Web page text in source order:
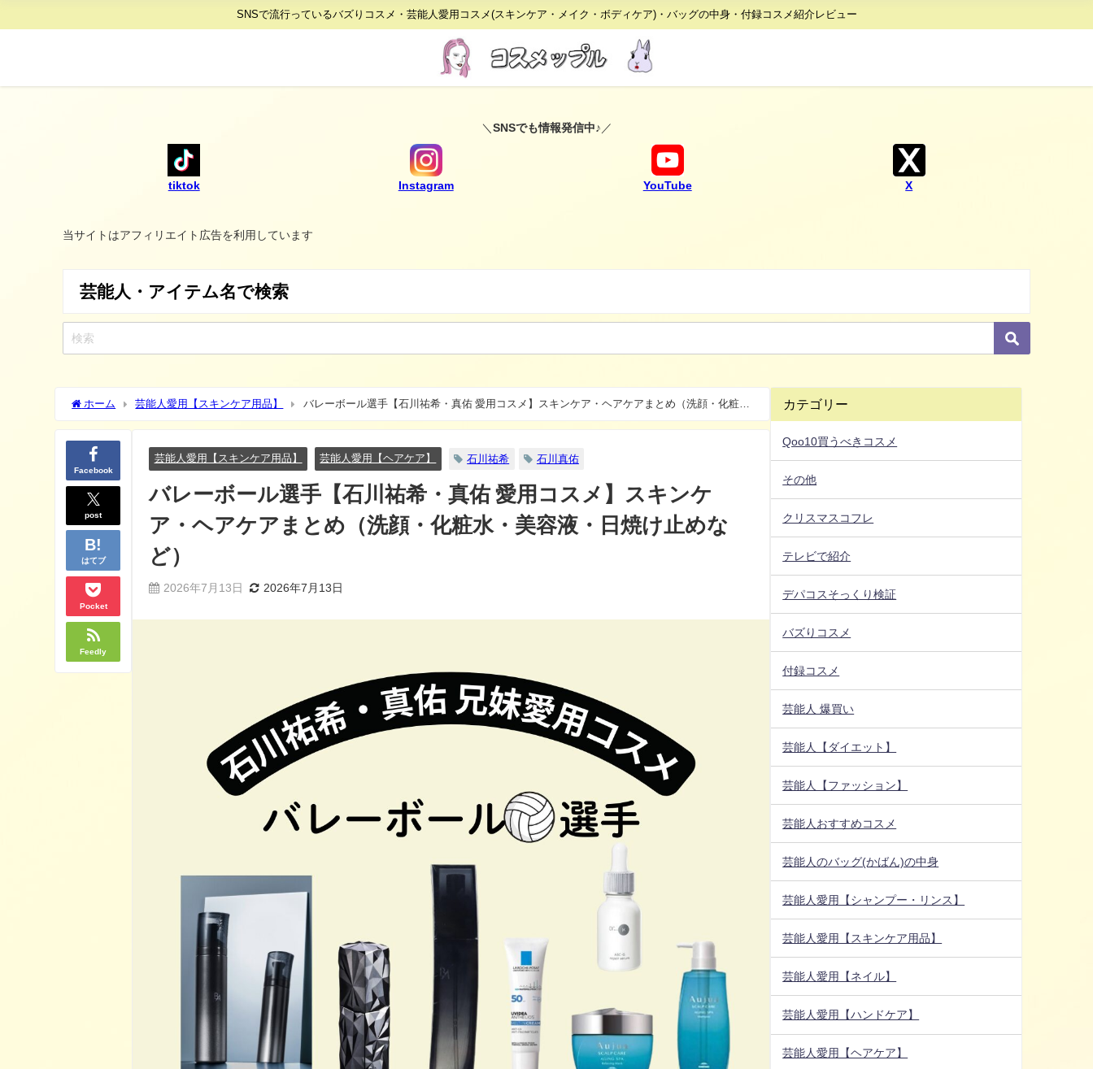
SNSで流行っているバズりコスメ・芸能人愛用コスメ(スキンケア・メイク・ボディケア)・バッグの中身・付録コスメ紹介レビュー
＼ SNSでも情報発信中♪ ／
tiktok Instagram YouTube X
当サイトはアフィリエイト広告を利用しています
芸能人・アイテム名で検索
ホーム 芸能人愛用【スキンケア用品】
バレーボール選手【石川祐希・真佑 愛用コスメ】スキンケア・ヘアケアまとめ（洗顔・化粧
水・美容液・日焼け止めなど）
Facebook
post
はてブ
Pocket
Feedly
芸能人愛用【スキンケア用品】 芸能人愛用【ヘアケア】 石川祐希 石川真佑
バレーボール選手【石川祐希・真佑 愛用コスメ】スキンケ
ア・ヘアケアまとめ（洗顔・化粧水・美容液・日焼け止めな
ど）
2026年7月13日 2026年7月13日
カテゴリー
Qoo10買うべきコスメ
その他
クリスマスコフレ
テレビで紹介
デパコスそっくり検証
バズりコスメ
付録コスメ
芸能人 爆買い
芸能人【ダイエット】
芸能人【ファッション】
芸能人おすすめコスメ
芸能人のバッグ(かばん)の中身
芸能人愛用【シャンプー・リンス】
芸能人愛用【スキンケア用品】
芸能人愛用【ネイル】
芸能人愛用【ハンドケア】
芸能人愛用【ヘアケア】